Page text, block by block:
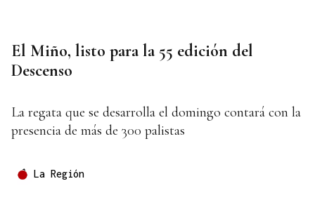
El Miño, listo para la 55 edición del
Descenso
La regata que se desarrolla el domingo contará con la
presencia de más de 300 palistas
La Región